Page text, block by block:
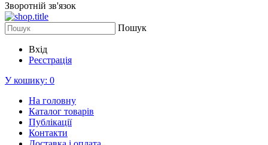
Зворотній зв'язок
Пошук
Вхід
Реєстрація
У кошику: 0
На головну
Каталог товарів
Публікації
Контакти